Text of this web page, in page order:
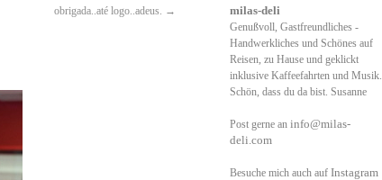
obrigada..até logo..adeus. →
milas-deli
Genußvoll, Gastfreundliches -
Handwerkliches und Schönes auf
Reisen, zu Hause und geklickt
inklusive Kaffeefahrten und Musik.
Schön, dass du da bist. Susanne
Post gerne an info@milas-
deli.com
Besuche mich auch auf Instagram